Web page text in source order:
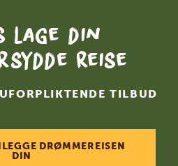
lage din
reise
TILBUD
DRØMMEREISEN
DIN